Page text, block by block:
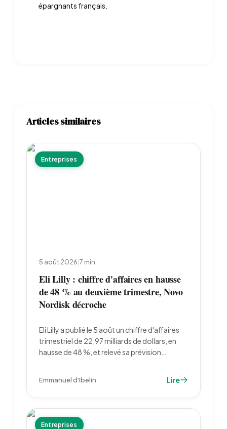
épargnants français.
Articles similaires
Entreprises
5 août 2026|7 min
Eli Lilly : chiffre d'affaires en hausse
de 48 % au deuxième trimestre, Novo
Nordisk décroche
Eli Lilly a publié le 5 août un chiffre d'affaires
trimestriel de 22,97 milliards de dollars, en
hausse de 48 %, et relevé sa prévision
quand Novo Nordisk recule après un échec
d'essai clinique.
Emmanuel d'Ibelin Lire
Entreprises